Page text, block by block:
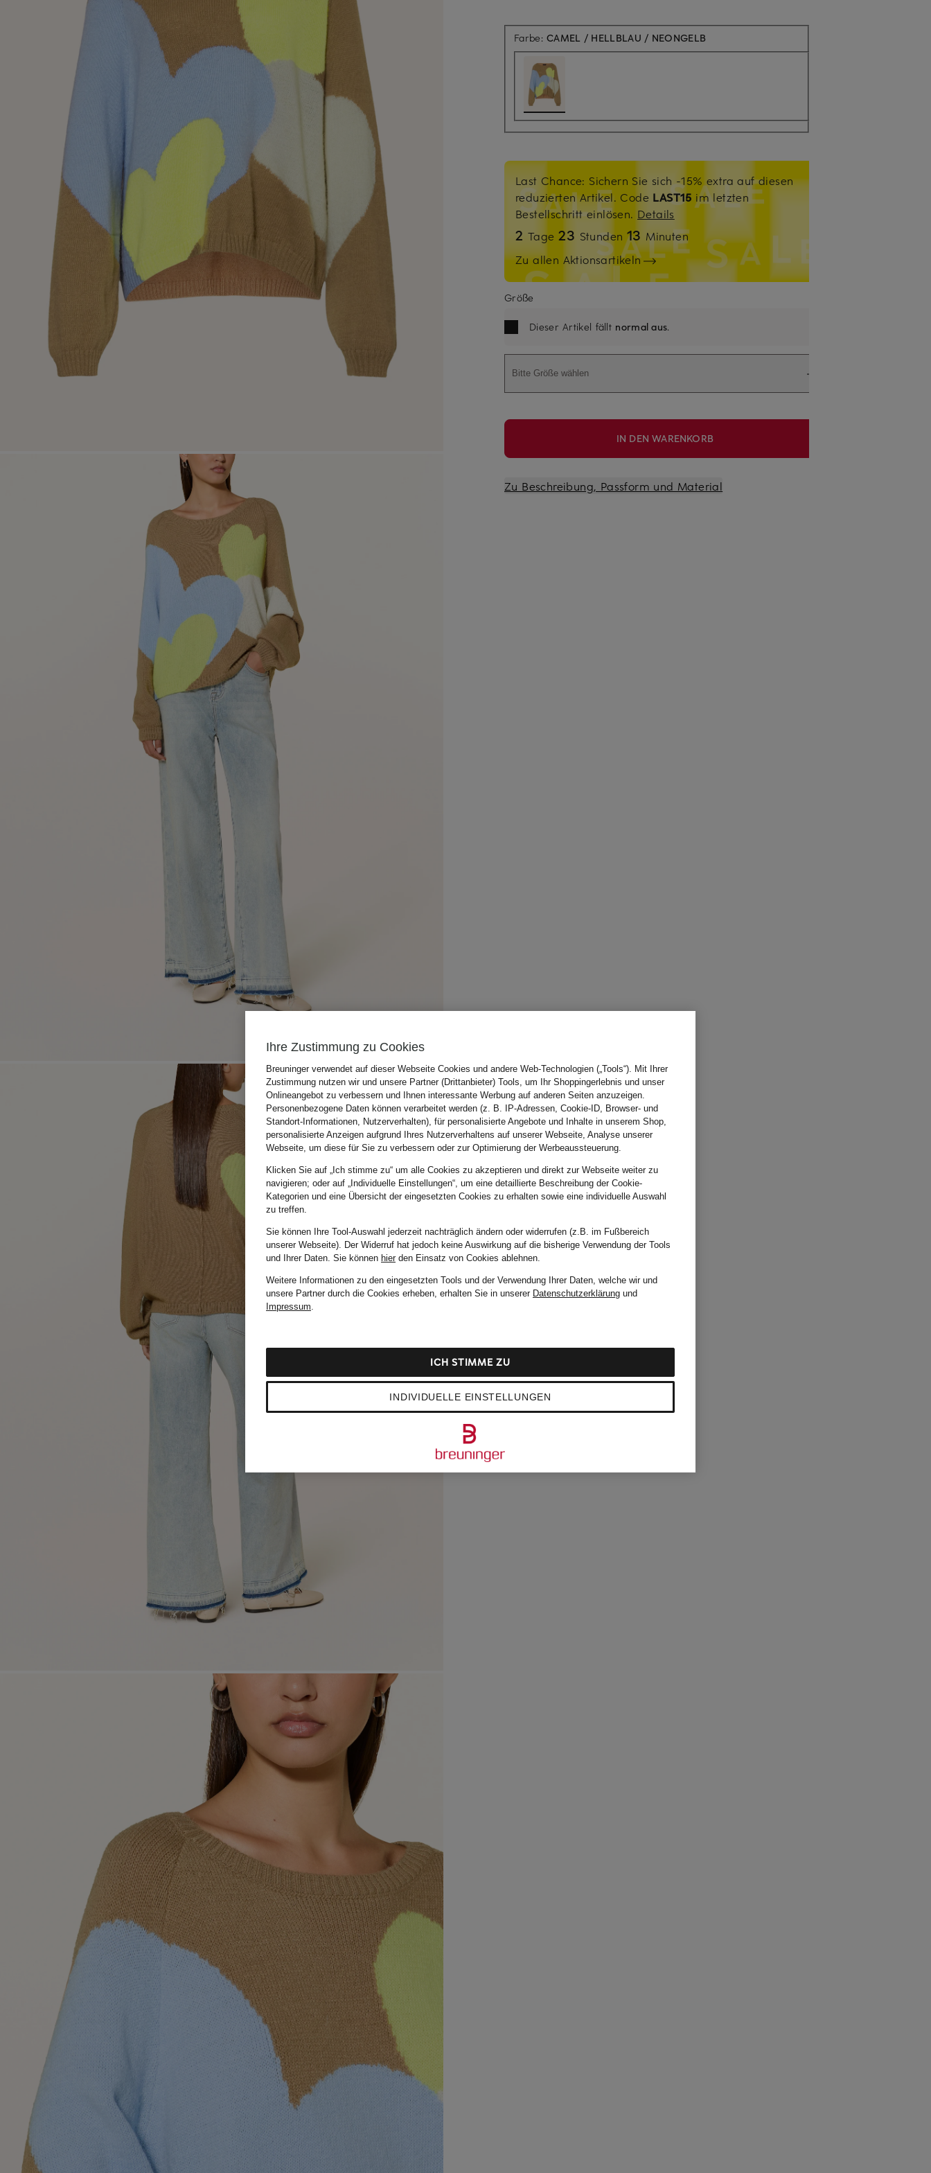
Farbe:CAMEL / HELLBLAU / NEONGELB
Last Chance: Sichern Sie sich -15% extra auf diesen
reduzierten Artikel. Code LAST15 im letzten
Bestellschritt einlösen. Details
2 Tage23 Stunden 13 Minuten
Zu allen Aktionsartikeln
Größe
Dieser Artikel fällt normal aus.
Bitte Größe wählen
IN DEN WARENKORB
Zu Beschreibung, Passform und Material
Ihre Zustimmung zu Cookies
Breuninger verwendet auf dieser Webseite Cookies und andere Web-Technologien („Tools“). Mit Ihrer
Zustimmung nutzen wir und unsere Partner (Drittanbieter) Tools, um Ihr Shoppingerlebnis und unser
Onlineangebot zu verbessern und Ihnen interessante Werbung auf anderen Seiten anzuzeigen.
Personenbezogene Daten können verarbeitet werden (z. B. IP-Adressen, Cookie-ID, Browser- und
Standort-Informationen, Nutzerverhalten), für personalisierte Angebote und Inhalte in unserem Shop,
personalisierte Anzeigen aufgrund Ihres Nutzerverhaltens auf unserer Webseite, Analyse unserer
Webseite, um diese für Sie zu verbessern oder zur Optimierung der Werbeaussteuerung.
Klicken Sie auf „Ich stimme zu“ um alle Cookies zu akzeptieren und direkt zur Webseite weiter zu
navigieren; oder auf „Individuelle Einstellungen“, um eine detaillierte Beschreibung der Cookie-
Kategorien und eine Übersicht der eingesetzten Cookies zu erhalten sowie eine individuelle Auswahl
zu treffen.
Sie können Ihre Tool-Auswahl jederzeit nachträglich ändern oder widerrufen (z.B. im Fußbereich
unserer Webseite). Der Widerruf hat jedoch keine Auswirkung auf die bisherige Verwendung der Tools
und Ihrer Daten. Sie können hierden Einsatz von Cookies ablehnen.
Weitere Informationen zu den eingesetzten Tools und der Verwendung Ihrer Daten, welche wir und
unsere Partner durch die Cookies erheben, erhalten Sie in unserer Datenschutzerklärung und
Impressum.
INDIVIDUELLE EINSTELLUNGEN
ICH STIMME ZU